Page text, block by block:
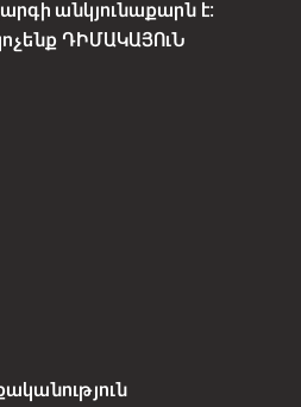
անկյունաքարն է:
ԴԻՄԱԿԱՅՈւՆ